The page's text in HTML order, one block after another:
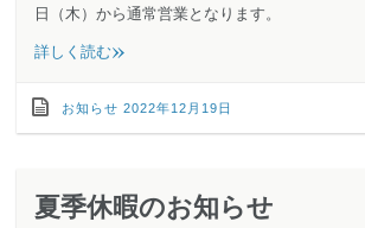
日（木）から通常営業となります。
詳しく読む»
お知らせ 2022年12月19日
夏季休暇のお知らせ